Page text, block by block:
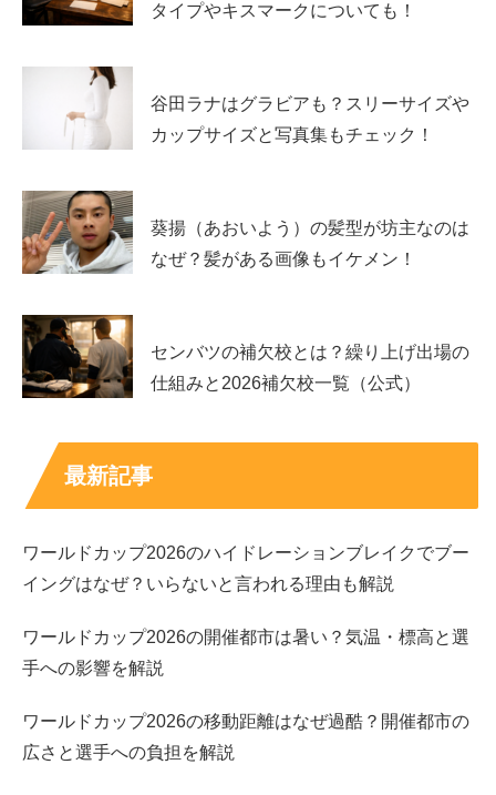
な見立て
モデルの年収は、仕事量・単価・知名度・広告案件の有無
収入が安定しにくい一方、広告やブランド案件が乗ると上
がりやすい傾向があります。
りも継続案件を持っている可能性もあります。
ただし数字の断言は難しく、目安としては
「数百万円規模
もし職業の詳細が見えにくい部分があっても、バチェロレ
同世代男性の平均年収を上回っている可能性は十分ありま
す。
植田玲雄の恋愛観：強気発言の奥にある「信頼」
植田玲雄さんは、自信満々に見える発言が話題になりやす
いタイプです。「自分が選ばれる」という強い言葉も伝わ
タイプやキスマークについても！
谷田ラナはグラビアも？スリーサイズや
カップサイズと写真集もチェック！
葵揚（あおいよう）の髪型が坊主なのは
なぜ？髪がある画像もイケメン！
センバツの補欠校とは？繰り上げ出場の
仕組みと2026補欠校一覧（公式）
最新記事
ワールドカップ2026のハイドレーションブレイクでブー
イングはなぜ？いらないと言われる理由も解説
ワールドカップ2026の開催都市は暑い？気温・標高と選
手への影響を解説
ワールドカップ2026の移動距離はなぜ過酷？開催都市の
広さと選手への負担を解説